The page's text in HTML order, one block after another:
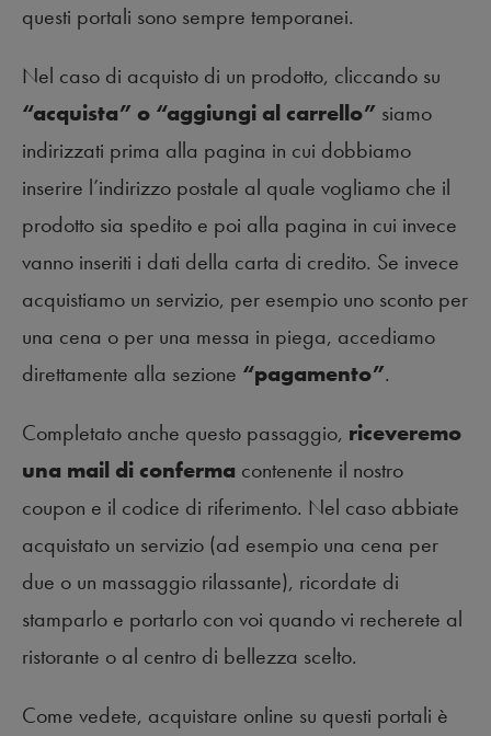
questi portali sono sempre temporanei.
Nel caso di acquisto di un prodotto, cliccando su
“acquista” o “aggiungi al carrello” siamo
indirizzati prima alla pagina in cui dobbiamo
inserire l’indirizzo postale al quale vogliamo che il
prodotto sia spedito e poi alla pagina in cui invece
vanno inseriti i dati della carta di credito. Se invece
acquistiamo un servizio, per esempio uno sconto per
una cena o per una messa in piega, accediamo
direttamente alla sezione “pagamento”.
Completato anche questo passaggio, riceveremo
una mail di conferma contenente il nostro
coupon e il codice di riferimento. Nel caso abbiate
acquistato un servizio (ad esempio una cena per
due o un massaggio rilassante), ricordate di
stamparlo e portarlo con voi quando vi recherete al
ristorante o al centro di bellezza scelto.
Come vedete, acquistare online su questi portali è